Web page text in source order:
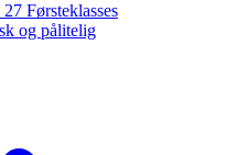
27 Førsteklasses
og pålitelig